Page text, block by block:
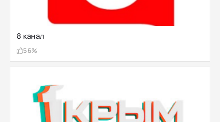
8 канал
56%